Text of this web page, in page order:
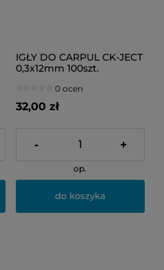
IGŁY DO CARPUL CK-JECT
0,3x12mm 100szt.
0 ocen
32,00 zł
- +
op.
do koszyka